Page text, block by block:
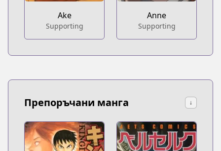
Ake
Supporting
Anne
Supporting
Препоръчани манга ↓